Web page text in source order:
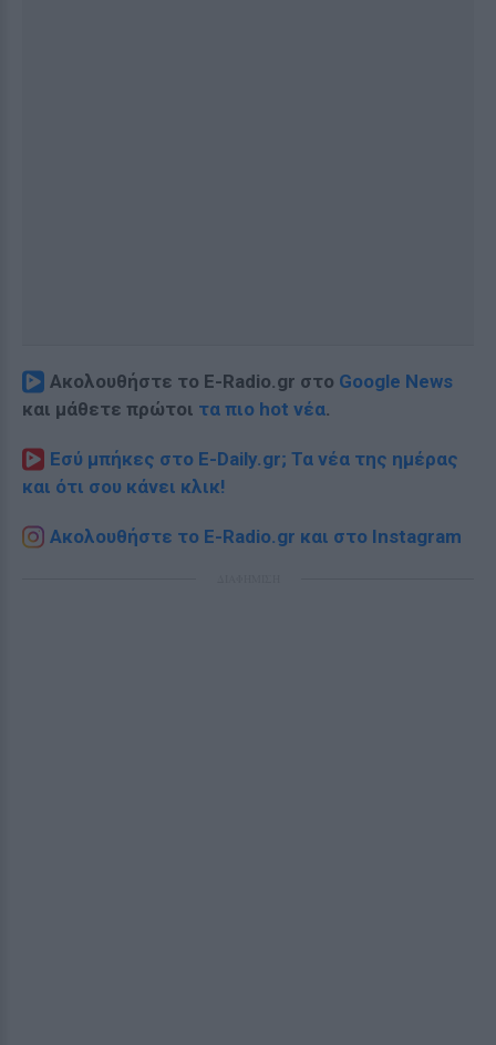
Ακολουθήστε το E-Radio.gr στο Google News
και μάθετε πρώτοι τα πιο hot νέα.
Εσύ μπήκες στο E-Daily.gr; Τα νέα της ημέρας
και ότι σου κάνει κλικ!
Ακολουθήστε το E-Radio.gr και στο Instagram